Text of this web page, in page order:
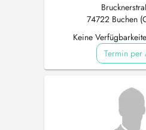
74722 Buchen
Keine
Termin per